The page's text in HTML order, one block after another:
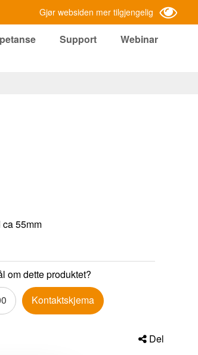
Gjør websiden mer tilgjengelig
Support
Webinar
55mm
om dette produktet?
Kontaktskjema
Del